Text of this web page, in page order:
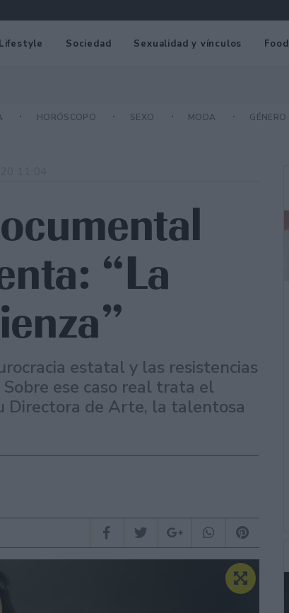
Lifestyle Sociedad Sexualidad y vínculos Food
HORÓSCOPO SEXO MODA GÉNERO
“La
estatal y las resistencias
ese caso real trata el
Directora de Arte, la talentosa